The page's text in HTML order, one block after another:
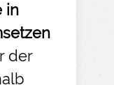
in
der